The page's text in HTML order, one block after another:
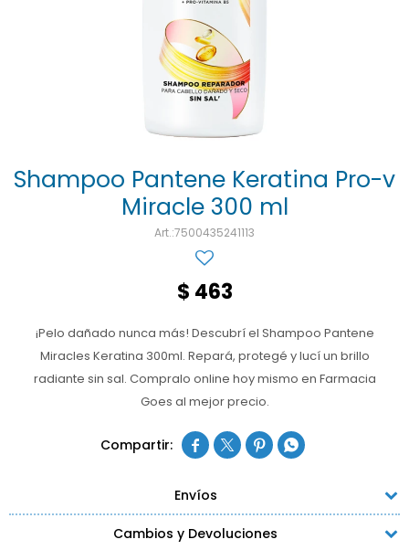
Shampoo Pantene Keratina Pro-v
Miracle 300 ml
7500435241113
$ 463
¡Pelo dañado nunca más! Descubrí el Shampoo Pantene
Miracles Keratina 300ml. Repará, protegé y lucí un brillo
radiante sin sal. Compralo online hoy mismo en Farmacia
Goes al mejor precio.
   
Envíos
Cambios y Devoluciones
Test de autodiagnóstico
Productos fraccionados
Salud sexual y reproductiva
Alimentación